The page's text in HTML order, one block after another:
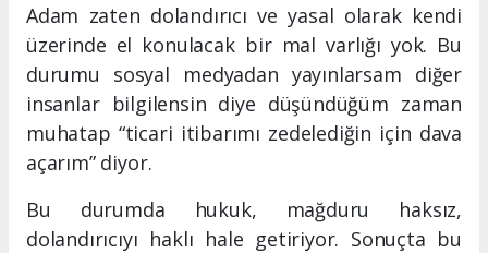
Adam zaten dolandırıcı ve yasal olarak kendi
üzerinde el konulacak bir mal varlığı yok. Bu
durumu sosyal medyadan yayınlarsam diğer
insanlar bilgilensin diye düşündüğüm zaman
muhatap “ticari itibarımı zedelediğin için dava
açarım” diyor.
Bu durumda hukuk, mağduru haksız,
dolandırıcıyı haklı hale getiriyor. Sonuçta bu